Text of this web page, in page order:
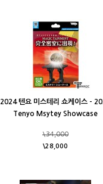
2024 텐요 미스테리 쇼케이스 -
Tenyo Msytey Showcase
\34,000
\28,000